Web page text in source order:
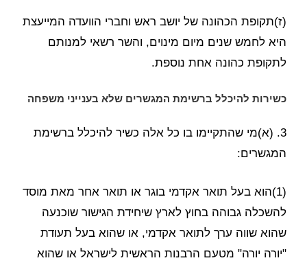
(ז)תקופת הכהונה של יושב ראש וחברי הוועדה המייעצת
היא לחמש שנים מיום מינוים, והשר רשאי למנותם
לתקופת כהונה אחת נוספת.
כשירות להיכלל ברשימת המגשרים שלא בענייני משפחה
3. (א)מי שהתקיימו בו כל אלה כשיר להיכלל ברשימת
המגשרים:
(1)הוא בעל תואר אקדמי בוגר או תואר אחר מאת מוסד
להשכלה גבוהה בחוץ לארץ שיחידת הגישור שוכנעה
שהוא שווה ערך לתואר אקדמי, או שהוא בעל תעודת
"יורה יורה" מטעם הרבנות הראשית לישראל או שהוא